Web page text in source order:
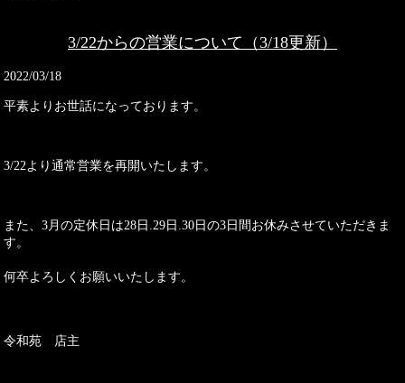
3/22からの営業について（3/18更新）
2022/03/18
平素よりお世話になっております。
3/22より通常営業を再開いたします。
また、3月の定休日は28日.29日.30日の3日間お休みさせていただきま
す。
何卒よろしくお願いいたします。
令和苑 店主